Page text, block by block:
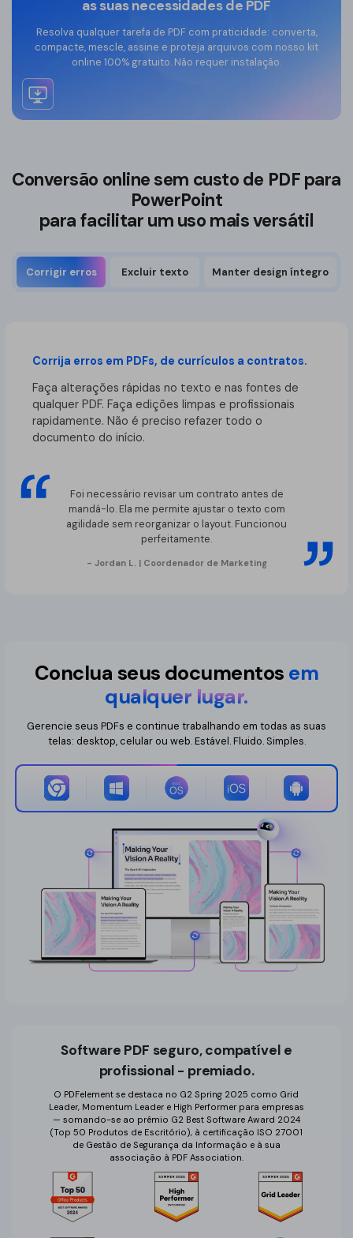
as suas necessidades de PDF
Resolva qualquer tarefa de PDF com praticidade: converta,
compacte, mescle, assine e proteja arquivos com nosso kit
online 100% gratuito. Não requer instalação.
Editar PDF online grátis
Conversão online sem custo de PDF para
PowerPoint
para facilitar um uso mais versátil
Corrigir erros Excluir texto Manter design íntegro
Corrija erros em PDFs, de currículos a contratos.
Faça alterações rápidas no texto e nas fontes de
qualquer PDF. Faça edições limpas e profissionais
rapidamente. Não é preciso refazer todo o
documento do início.
Foi necessário revisar um contrato antes de
mandá-lo. Ela me permite ajustar o texto com
agilidade sem reorganizar o layout. Funcionou
perfeitamente.
- Jordan L. | Coordenador de Marketing
Conclua seus documentos em
qualquer lugar.
Gerencie seus PDFs e continue trabalhando em todas as suas
telas: desktop, celular ou web. Estável. Fluido. Simples.
Software PDF seguro, compatível e
profissional - premiado.
O PDFelement se destaca no G2 Spring 2025 como Grid
Leader, Momentum Leader e High Performer para empresas
— somando-se ao prêmio G2 Best Software Award 2024
(Top 50 Produtos de Escritório), à certificação ISO 27001
de Gestão de Segurança da Informação e à sua
associação à PDF Association.